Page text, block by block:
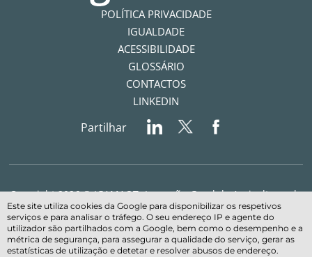
POLÍTICA PRIVACIDADE
IGUALDADE
ACESSIBILIDADE
GLOSSÁRIO
CONTACTOS
LINKEDIN
Partilhar
Copyright 2026 © IGAMAOT- Inspeção-Geral da Agricultura, do
Mar, do Ambiente e do Ordenamento do Território - Todos os
direitos reservados
Este site utiliza cookies da Google para disponibilizar os respetivos
serviços e para analisar o tráfego. O seu endereço IP e agente do
utilizador são partilhados com a Google, bem como o desempenho e a
métrica de segurança, para assegurar a qualidade do serviço, gerar as
estatísticas de utilização e detetar e resolver abusos de endereço.